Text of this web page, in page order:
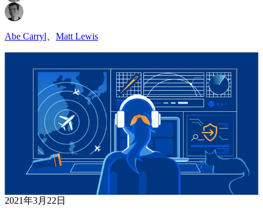
Abe Carryl Matt Lewis
2021年3月22日